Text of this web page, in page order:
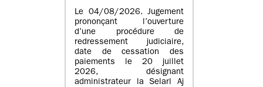
Le 04/08/2026. Jugement
prononçant l’ouverture
d’une procédure de
redressement judiciaire,
date de cessation des
paiements le 20 juillet
2026, désignant
administrateur la Selarl Aj